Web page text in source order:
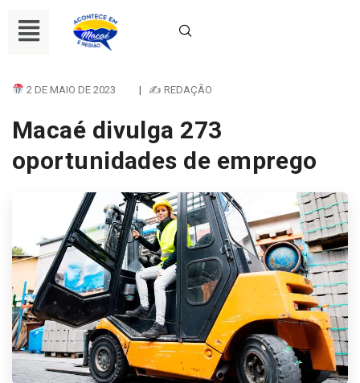
2 DE MAIO DE 2023 | ✍ REDAÇÃO
Macaé divulga 273
oportunidades de emprego